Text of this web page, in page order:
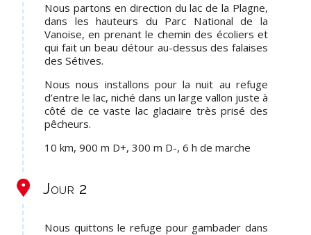
Nous partons en direction du lac de la Plagne,
dans les hauteurs du Parc National de la
Vanoise, en prenant le chemin des écoliers et
qui fait un beau détour au-dessus des falaises
des Sétives.
Nous nous installons pour la nuit au refuge
d’entre le lac, niché dans un large vallon juste à
côté de ce vaste lac glaciaire très prisé des
pêcheurs.
10 km, 900 m D+, 300 m D-, 6 h de marche
Jour 2
Nous quittons le refuge pour gambader dans